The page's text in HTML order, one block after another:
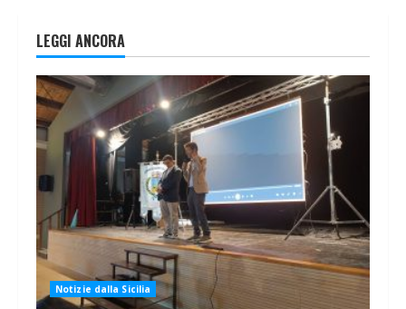
LEGGI ANCORA
Notizie dalla Sicilia